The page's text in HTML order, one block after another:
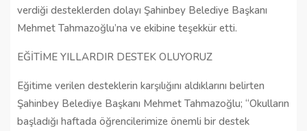
verdiği desteklerden dolayı Şahinbey Belediye Başkanı
Mehmet Tahmazoğlu’na ve ekibine teşekkür etti.
EĞİTİME YILLARDIR DESTEK OLUYORUZ
Eğitime verilen desteklerin karşılığını aldıklarını belirten
Şahinbey Belediye Başkanı Mehmet Tahmazoğlu; “Okulların
başladığı haftada öğrencilerimize önemli bir destek